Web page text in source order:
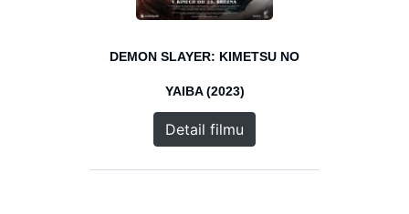
DEMON SLAYER: KIMETSU NO
YAIBA (2023)
Detail filmu